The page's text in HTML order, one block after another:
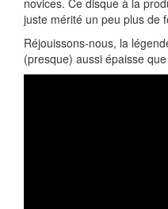
novices. Ce disque à la
juste mérité un peu plus de
Réjouissons-nous, la
(presque) aussi épaisse